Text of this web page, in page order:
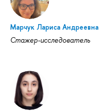
Марчук Лариса Андреевна
Стажер-исследователь